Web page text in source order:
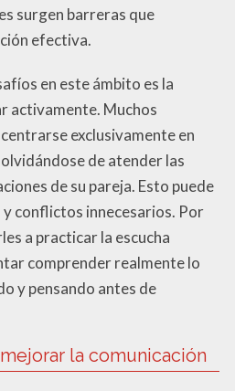
surgen barreras que
efectiva.
en este ámbito es la
activamente. Muchos
exclusivamente en
de atender las
de su pareja. Esto puede
conflictos innecesarios. Por
a practicar la escucha
comprender realmente lo
y pensando antes de
la comunicación